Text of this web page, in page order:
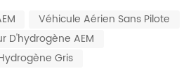
Véhicule Aérien Sans Pilote
D'hydrogène AEM
Gris